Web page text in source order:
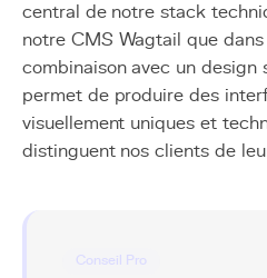
central de notre stack
notre CMS Wagtail que
combinaison avec un design
permet de produire des
visuellement uniques et
distinguent nos clients de
Conseil Pro